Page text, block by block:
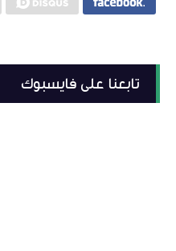
تابعنا على فايسبوك